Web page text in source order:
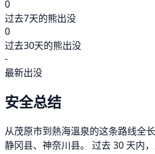
0
过去7天的熊出没
0
过去30天的熊出没
-
最新出没
安全总结
从茂原市到熱海溫泉的这条路线全
静冈县、神奈川县。 过去 30 天内